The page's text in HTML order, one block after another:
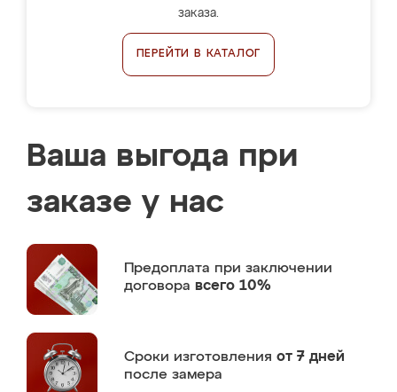
заказа.
ПЕРЕЙТИ В КАТАЛОГ
Ваша выгода при
заказе у нас
Предоплата при заключении
договора всего 10%
Сроки изготовления от 7 дней
после замера